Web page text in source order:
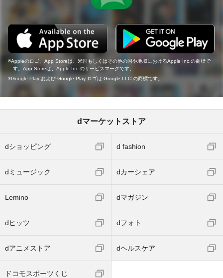
Appleのロゴ、App Storeは、米国もしくはその他の国や地域におけるApple Inc.の商標で
す。App Storeは、Apple Inc.のサービスマークです。
Google Play および Google Play ロゴは Google LLC の商標です。
dマーケットストア
dショッピング d fashion
dミュージック dカーシェア
Lemino dマガジン
dヒッツ dフォト
dアニメストア dヘルスケア
ドコモスポーツくじ